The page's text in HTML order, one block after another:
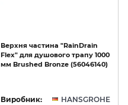
Верхня частина "RainDrain
Flex" для душового трапу 1000
мм Brushed Bronze (56046140)
Виробник: HANSGROHE